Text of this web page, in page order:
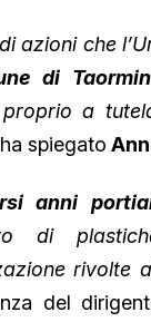
azioni che
di
proprio a
spiegato
anni
di
rivolte
del